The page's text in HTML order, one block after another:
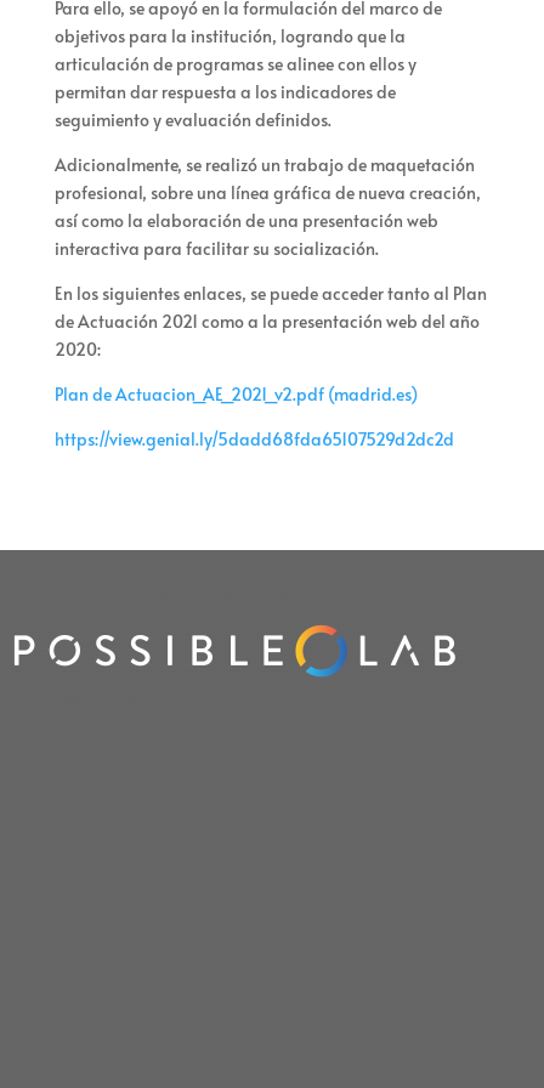
Para ello, se apoyó en la formulación del marco de
objetivos para la institución, logrando que la
articulación de programas se alinee con ellos y
permitan dar respuesta a los indicadores de
seguimiento y evaluación definidos.
Adicionalmente, se realizó un trabajo de maquetación
profesional, sobre una línea gráfica de nueva creación,
así como la elaboración de una presentación web
interactiva para facilitar su socialización.
En los siguientes enlaces, se puede acceder tanto al Plan
de Actuación 2021 como a la presentación web del año
2020:
Plan de Actuacion_AE_2021_v2.pdf (madrid.es)
https://view.genial.ly/5dadd68fda65107529d2dc2d